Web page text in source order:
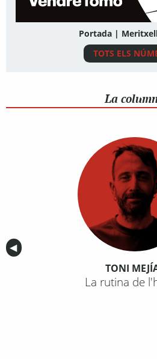
Portada |
TOTS ELS
La
Anterior
◀︎
TONI
La rutina de